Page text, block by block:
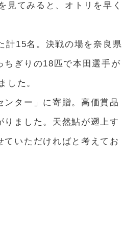
見てみると、オトリを早く
計15名。決戦の場を奈良県
ちぎりの18匹で本田選手が
した。
ター」に寄贈。高価賞品
ました。天然鮎が遡上す
いただければと考えてお